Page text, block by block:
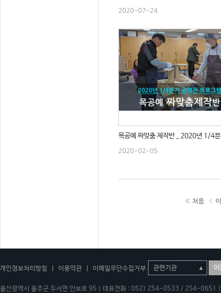
2020-07-24
목공예 짜맞춤 제작반 _ 2020년 1/4
2020-02-05
처음
개인정보처리방침 이용약관 이메일무단수집거부 이
울산광역시 울주군 두서면 인보로 95 | 대표전화 : 052) 254-0533 / 254-